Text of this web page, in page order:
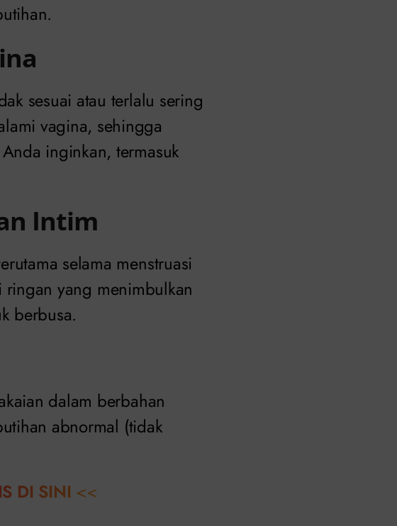
sesuai atau terlalu sering
vagina, sehingga
inginkan, termasuk
Intim
selama menstruasi
ringan yang menimbulkan
berbusa.
dalam berbahan
abnormal (tidak
DI SINI <<